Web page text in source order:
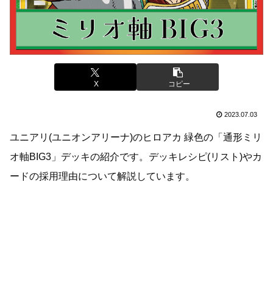
X コピー
2023.07.03
ユニアリ(ユニオンアリーナ)のヒロアカ 緑色の「通形ミリ
オ軸BIG3」デッキの紹介です。デッキレシピ(リスト)やカ
ードの採用理由について解説しています。